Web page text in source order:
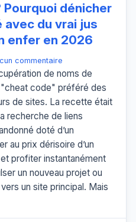
dénicher
avec du vrai jus
enfer en 2026
commentaire
de noms de
code" préféré des
de sites. La recette était
recherche de liens
doté d’un
au prix dérisoire d’un
profiter instantanément
un nouveau projet ou
un site principal. Mais